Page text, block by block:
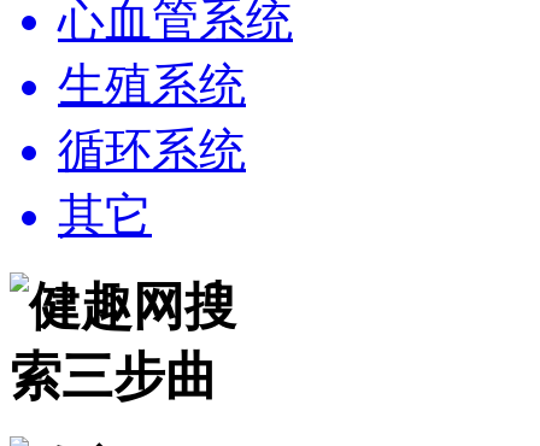
心血管系统
生殖系统
循环系统
其它